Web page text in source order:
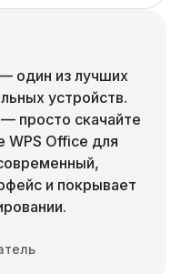
один из лучших
устройств.
просто скачайте
WPS Office для
и покрывает